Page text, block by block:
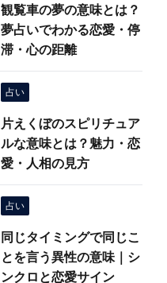
観覧車の夢の意味とは？
夢占いでわかる恋愛・停
滞・心の距離
占い
片えくぼのスピリチュア
ルな意味とは？魅力・恋
愛・人相の見方
占い
同じタイミングで同じこ
とを言う異性の意味｜シ
ンクロと恋愛サイン